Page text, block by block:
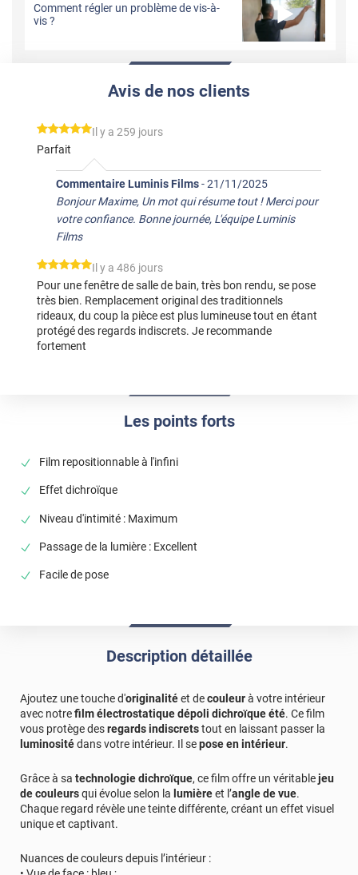
Comment régler un problème de vis-à-
vis ?
Les points forts
Film repositionnable à l'infini
Effet dichroïque
Niveau d'intimité : Maximum
Passage de la lumière : Excellent
Facile de pose
Avis de nos clients
*****
Il y a 259 jours
Parfait
Commentaire Luminis Films-21/11/2025
Bonjour Maxime, Un mot qui résume tout ! Merci pour
votre confiance. Bonne journée, L'équipe Luminis
Films
*****
Il y a 486 jours
Pour une fenêtre de salle de bain, très bon rendu, se pose
très bien. Remplacement original des traditionnels
rideaux, du coup la pièce est plus lumineuse tout en étant
protégé des regards indiscrets. Je recommande
fortement
Description détaillée
Ajoutez une touche d'originalitéet decouleurà votre intérieur
avec notrefilm électrostatique dépoli dichroïque été. Ce film
vous protège desregards indiscretstout en laissant passer la
luminositédans votre intérieur. Il sepose en intérieur.
Grâce à sa technologie dichroïque, ce film offre un véritablejeu
de couleursqui évolue selon la lumièreet l’angle de vue.
Chaque regard révèle une teinte différente, créant un effet visuel
unique et captivant.
Nuances de couleurs depuis l’intérieur :